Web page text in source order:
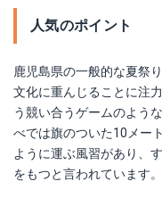
人気のポイント
鹿児島県の一般的な夏祭
文化に重んじることに注
う競い合うゲームのよう
べでは旗のついた10メー
ように運ぶ風習があり、
をもつと言われています。